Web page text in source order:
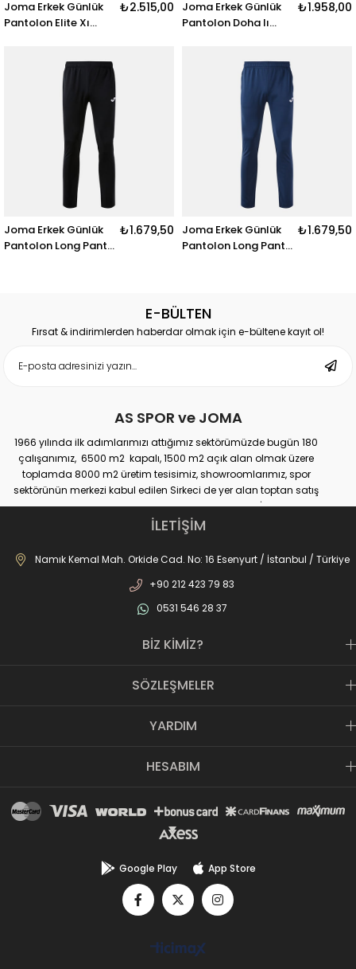
Joma Erkek Günlük
Pantolon Elite Xı
₺2.515,00
Joma Erkek Günlük
Pantolon Doha Iı
₺1.958,00
Joma Erkek Günlük
Pantolon Long Pants
₺1.679,50
Joma Erkek Günlük
Pantolon Long Pants
₺1.679,50
E-BÜLTEN
Fırsat & indirimlerden haberdar olmak için e-bültene kayıt ol!
AS SPOR ve JOMA
1966 yılında ilk adımlarımızı attığımız sektörümüzde bugün 180
çalışanımız, 6500 m2 kapalı, 1500 m2 açık alan olmak üzere
toplamda 8000 m2 üretim tesisimiz, showroomlarımız, spor
sektörünün merkezi kabul edilen Sirkeci de yer alan toptan satış
mağazamız, Türkiye genelinde yaklaşık 300 bayimiz, İstanbul’da 10
perakande mağazamız, Türkiye’ye hizmet eden e-ticaret sanal
mağazamız ile AS SPOR ailesi günden güne büyüyerek sektöre,
JOMA markası ile de Türkiye'de ülkemize hizmet etmektedir.
İLETİŞİM
Namık Kemal Mah. Orkide Cad. No: 16 Esenyurt / İstanbul / Türkiye
+90 212 423 79 83
0531 546 28 37
BİZ KİMİZ?
SÖZLEŞMELER
YARDIM
HESABIM
Google Play App Store